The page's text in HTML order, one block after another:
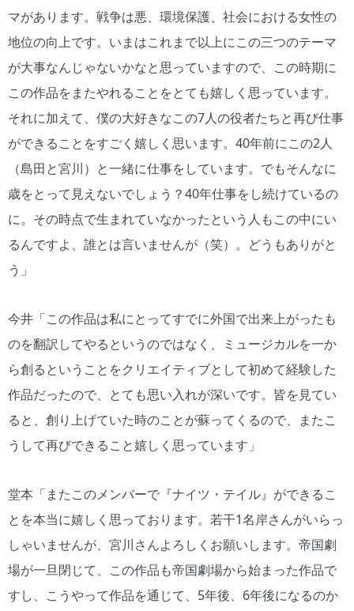
マがあります。戦争は悪、環境保護、社会における女性の
地位の向上です。いまはこれまで以上にこの三つのテーマ
が大事なんじゃないかなと思っていますので、この時期に
この作品をまたやれることをとても嬉しく思っています。
それに加えて、僕の大好きなこの7人の役者たちと再び仕事
ができることをすごく嬉しく思います。40年前にこの2人
（島田と宮川）と一緒に仕事をしています。でもそんなに
歳をとって見えないでしょう？40年仕事をし続けているの
に。その時点で生まれていなかったという人もこの中にい
るんですよ、誰とは言いませんが（笑）。どうもありがと
う」
今井「この作品は私にとってすでに外国で出来上がったも
のを翻訳してやるというのではなく、ミュージカルを一か
ら創るということをクリエイティブとして初めて経験した
作品だったので、とても思い入れが深いです。皆を見てい
ると、創り上げていた時のことが蘇ってくるので、またこ
うして再びできること嬉しく思っています」
堂本「またこのメンバーで『ナイツ・テイル』ができるこ
とを本当に嬉しく思っております。若干1名岸さんがいらっ
しゃいませんが、宮川さんよろしくお願いします。帝国劇
場が一旦閉じて、この作品も帝国劇場から始まった作品で
すし、こうやって作品を通じて、5年後、6年後になるのか